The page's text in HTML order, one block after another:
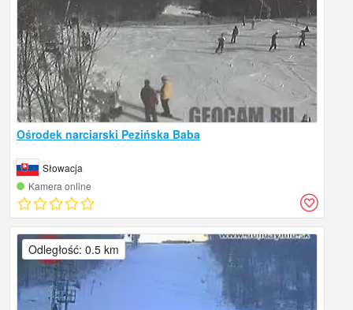
Ośrodek narciarski Pezińska Baba
Słowacja
Kamera online
Odległość: 0.5 km